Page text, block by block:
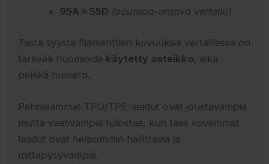
95A ≈ 55D (suuntaa-antava vertailu)
Tästä syystä filamenttien kovuuksia vertaillessa on
tärkeää huomioida käytetty asteikko, eikä
pelkkä numero.
Pehmeämmät TPU/TPE-laadut ovat joustavampia
mutta vaativampia tulostaa, kun taas kovemmat
laadut ovat helpommin hallittavia ja
mittapysyvämpiä.